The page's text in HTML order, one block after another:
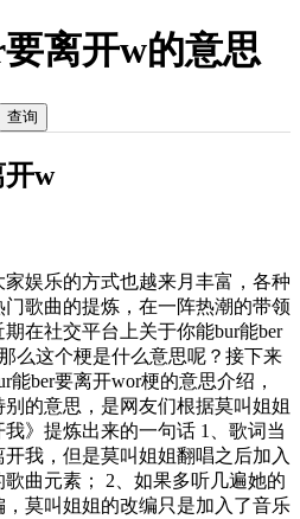
离开w的意思
查询
w
娱乐的方式也越来月丰富，各种
歌曲的提炼，在一阵热潮的带领
在社交平台上关于你能bur能ber
么这个梗是什么意思呢？接下来
ber要离开wor梗的意思介绍，
的意思，是网友们根据莫叫姐姐
》提炼出来的一句话 1、歌词当
我，但是莫叫姐姐翻唱之后加入
曲元素； 2、如果多听几遍她的
莫叫姐姐的改编只是加入了音乐